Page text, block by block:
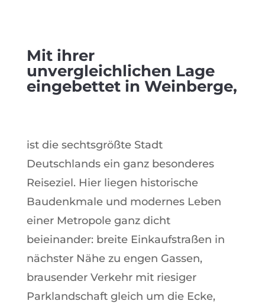
Mit ihrer
unvergleichlichen Lage
eingebettet in Weinberge,
ist die sechtsgrößte Stadt
Deutschlands ein ganz besonderes
Reiseziel. Hier liegen historische
Baudenkmale und modernes Leben
einer Metropole ganz dicht
beieinander: breite Einkaufstraßen in
nächster Nähe zu engen Gassen,
brausender Verkehr mit riesiger
Parklandschaft gleich um die Ecke,